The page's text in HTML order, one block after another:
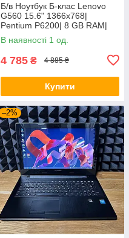
Б/в Ноутбук Б-клас Lenovo
G560 15.6" 1366x768|
Pentium P6200| 8 GB RAM|
120 GB SSD| HD
В наявності 1 од.
4 785 ₴ 4 885 ₴
Купити
–2%